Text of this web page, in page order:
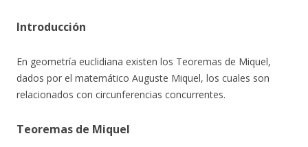
Introducción
En geometría euclidiana existen los Teoremas de Miquel,
dados por el matemático Auguste Miquel, los cuales son
relacionados con circunferencias concurrentes.
Teoremas de Miquel